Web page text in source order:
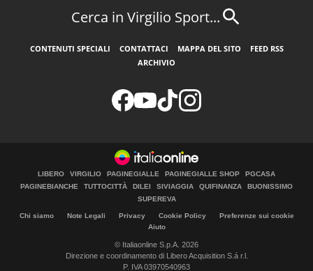
Cerca in Virgilio Sport...
CONTENUTI SPECIALI CONTATTACI MAPPA DEL SITO
FEED RSS
ARCHIVIO
LIBERO VIRGILIO PAGINEGIALLE PAGINEGIALLE SHOP
PGCASA
PAGINEBIANCHE
TUTTOCITTÀ DILEI SIVIAGGIA QUIFINANZA
BUONISSIMO
SUPEREVA
Chi siamo Note Legali Privacy Cookie Policy
Preferenze sui cookie
Aiuto
© Italiaonline S.p.A. 2026
Direzione e coordinamento di Libero Acquisition S.á r.l.
P. IVA 03970540963